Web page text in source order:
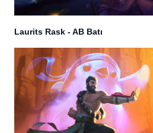
Laurits Rask - AB Batı